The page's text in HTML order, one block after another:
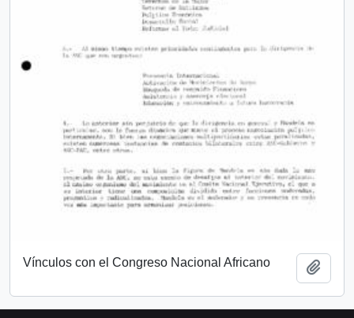
Vínculos con el Congreso Nacional Africano